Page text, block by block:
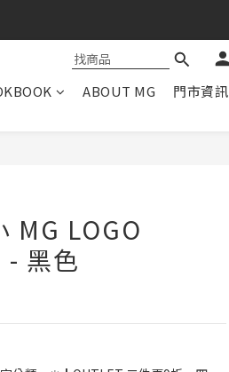
ABOUT MG 門市資訊
MG LOGO
- 黑色